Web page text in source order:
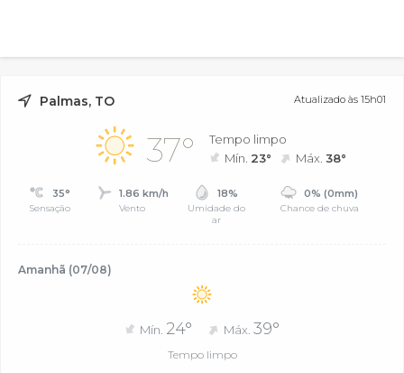
Palmas, TO Atualizado às 15h01
37°
Tempo limpo
Mín. 23° Máx.38°
35°
Sensação
1.86 km/h
Vento
18%
Umidade do
ar
0% (0mm)
Chance de chuva
Amanhã (07/08)
Mín. 24° Máx. 39°
Tempo limpo